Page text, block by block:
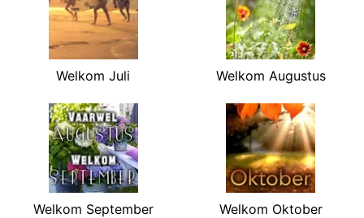
Welkom Juli Welkom Augustus
Welkom September Welkom Oktober